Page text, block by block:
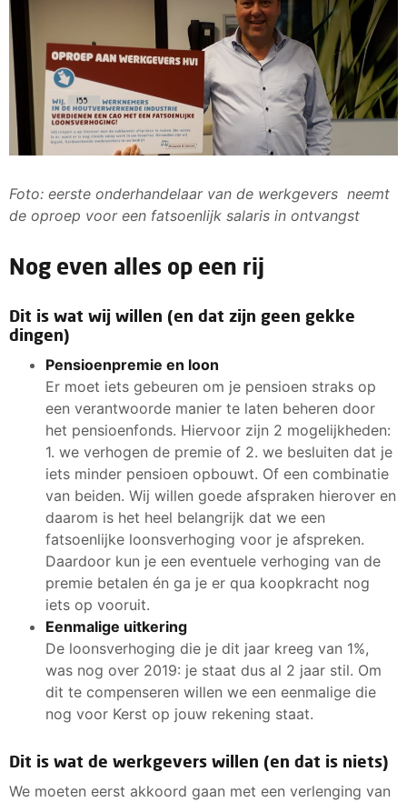
Foto: eerste onderhandelaar van de werkgevers neemt
de oproep voor een fatsoenlijk salaris in ontvangst
Nog even alles op een rij
Dit is wat wij willen (en dat zijn geen gekke
dingen)
Pensioenpremie en loon
Er moet iets gebeuren om je pensioen straks op
een verantwoorde manier te laten beheren door
het pensioenfonds. Hiervoor zijn 2 mogelijkheden:
1. we verhogen de premie of 2. we besluiten dat je
iets minder pensioen opbouwt. Of een combinatie
van beiden. Wij willen goede afspraken hierover en
daarom is het heel belangrijk dat we een
fatsoenlijke loonsverhoging voor je afspreken.
Daardoor kun je een eventuele verhoging van de
premie betalen én ga je er qua koopkracht nog
iets op vooruit.
Eenmalige uitkering
De loonsverhoging die je dit jaar kreeg van 1%,
was nog over 2019: je staat dus al 2 jaar stil. Om
dit te compenseren willen we een eenmalige die
nog voor Kerst op jouw rekening staat.
Dit is wat de werkgevers willen (en dat is niets)
We moeten eerst akkoord gaan met een verlenging van